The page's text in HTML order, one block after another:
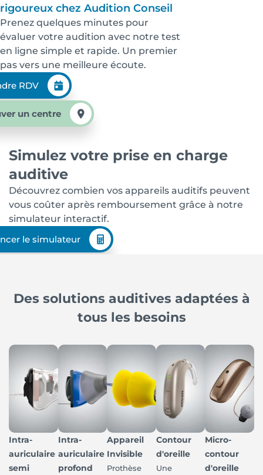
rigoureux chez Audition Conseil
Prenez quelques minutes pour
évaluer votre audition avec notre test
en ligne simple et rapide. Un premier
pas vers une meilleure écoute.
RDV
un centre
Simulez votre prise en charge
auditive
Découvrez combien vos appareils auditifs peuvent
vous coûter après remboursement grâce à notre
simulateur interactif.
le simulateur
Des solutions auditives adaptées à
tous les besoins
Intra-
auriculaire
semi
Intra-
auriculaire
profond
Appareil
Invisible
Prothèse
Contour
d'oreille
Une
Micro-
contour
d'oreille